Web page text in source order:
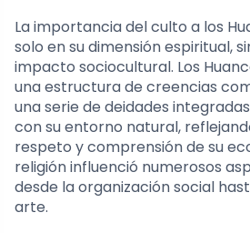
La importancia del culto a los
solo en su dimensión espiritual,
impacto sociocultural. Los
una estructura de creencias
una serie de deidades
con su entorno natural,
respeto y comprensión de su
religión influenció numerosos
desde la organización social
arte.